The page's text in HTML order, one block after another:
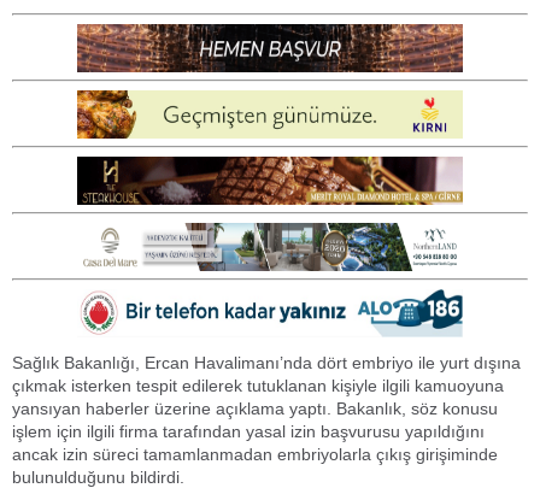
Sağlık Bakanlığı, Ercan Havalimanı’nda dört embriyo ile yurt dışına
çıkmak isterken tespit edilerek tutuklanan kişiyle ilgili kamuoyuna
yansıyan haberler üzerine açıklama yaptı. Bakanlık, söz konusu
işlem için ilgili firma tarafından yasal izin başvurusu yapıldığını
ancak izin süreci tamamlanmadan embriyolarla çıkış girişiminde
bulunulduğunu bildirdi.